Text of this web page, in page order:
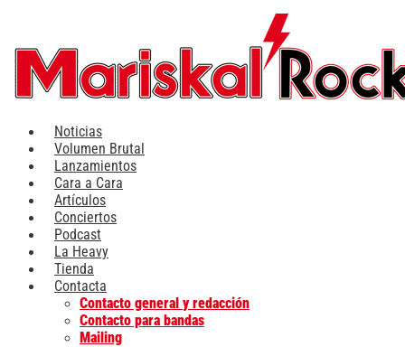
contenido
Noticias
Volumen Brutal
Lanzamientos
Cara a Cara
Artículos
Conciertos
Podcast
La Heavy
Tienda
Contacta
Contacto general y redacción
Contacto para bandas
Mailing